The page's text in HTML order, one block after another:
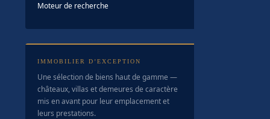
Moteur de recherche
IMMOBILIER D’EXCEPTION
Une sélection de biens haut de gamme —
châteaux, villas et demeures de caractère
mis en avant pour leur emplacement et
leurs prestations.